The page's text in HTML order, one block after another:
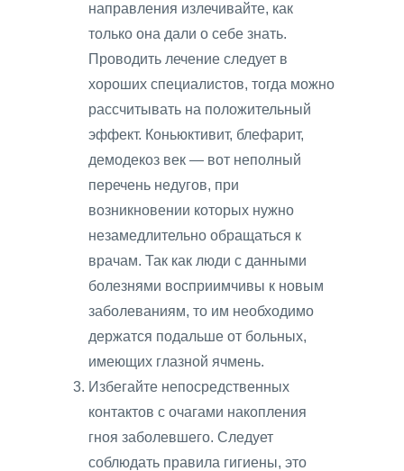
направления излечивайте, как
только она дали о себе знать.
Проводить лечение следует в
хороших специалистов, тогда можно
рассчитывать на положительный
эффект. Коньюктивит, блефарит,
демодекоз век — вот неполный
перечень недугов, при
возникновении которых нужно
незамедлительно обращаться к
врачам. Так как люди с данными
болезнями восприимчивы к новым
заболеваниям, то им необходимо
держатся подальше от больных,
имеющих глазной ячмень.
Избегайте непосредственных
контактов с очагами накопления
гноя заболевшего. Следует
соблюдать правила гигиены, это